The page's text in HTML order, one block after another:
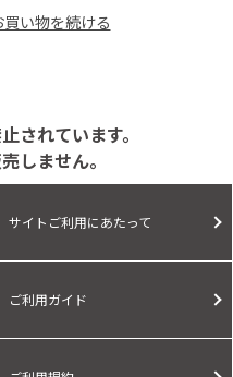
い物を続ける
されています。
しません。
サイトご利用にあたって
ご利用ガイド